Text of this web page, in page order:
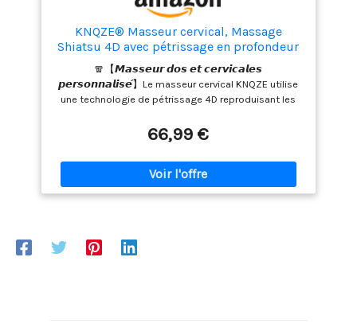
KNQZE® Masseur cervical, Massage
Shiatsu 4D avec pétrissage en profondeur
🧣【𝙈𝙖𝙨𝙨𝙚𝙪𝙧 𝙙𝙤𝙨 𝙚𝙩 𝙘𝙚𝙧𝙫𝙞𝙘𝙖𝙡𝙚𝙨
𝙥𝙚𝙧𝙨𝙤𝙣𝙣𝙖𝙡𝙞𝙨𝙚́】Le masseur cervical KNQZE utilise
une technologie de pétrissage 4D reproduisant les
programmes de massage et 2 niveaux de chauffe
configurables, créez votre expérience de massage
profond sur mesure. Ce appareil massage dos et
nuque innovant s'adapte parfaitement à vos besoins
de relaxation musculaire. 🧣【𝙏𝙚𝙘𝙝𝙣𝙤𝙡𝙤𝙜𝙞𝙚 𝙙𝙚
scientifiquement reconnus pour pénétrer les tissus
66,99 €